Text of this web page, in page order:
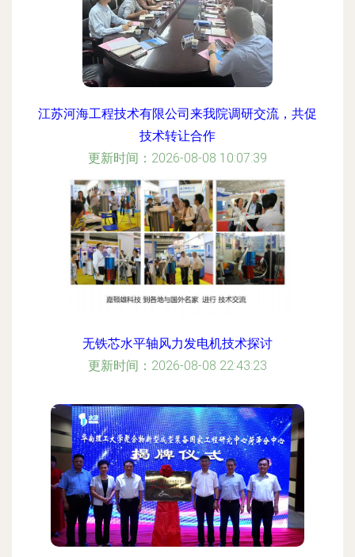
江苏河海工程技术有限公司来我院调研交流，共促
技术转让合作
更新时间：2026-08-08 10:07:39
无铁芯水平轴风力发电机技术探讨
更新时间：2026-08-08 22:43:23